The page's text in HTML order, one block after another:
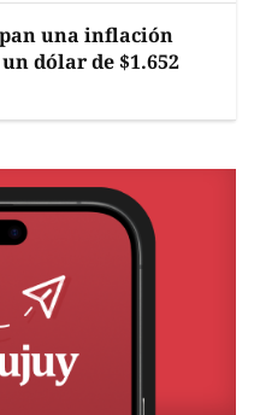
una inflación
dólar de $1.652